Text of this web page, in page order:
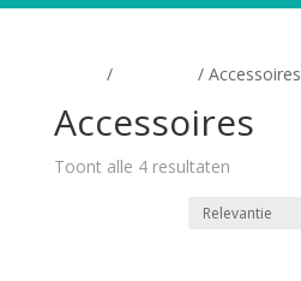
/ / Accessoires
Accessoires
Toont alle 4 resultaten